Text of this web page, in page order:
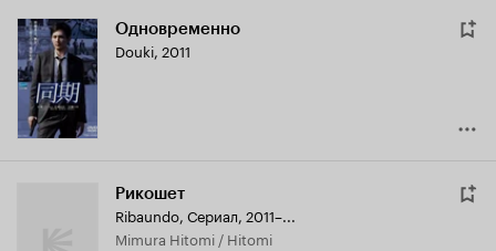
Одновременно
Douki, 2011
Рикошет
Ribaundo, Сериал, 2011–...
Mimura Hitomi / Hitomi